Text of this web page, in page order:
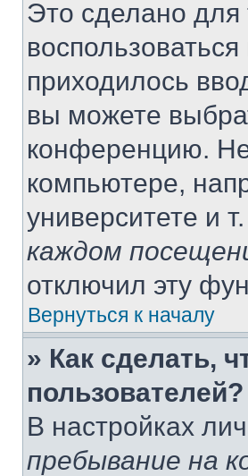
Это сделано для
приходилось
вы можете
конференцию.
компьютере,
университете и
каждом
отключил эту
Вернуться к началу
» Как сделать,
пользователей?
В настройках
пребывание на